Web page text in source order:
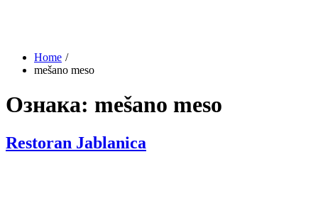
Home
mešano meso
Ознака: mešano meso
Restoran Jablanica